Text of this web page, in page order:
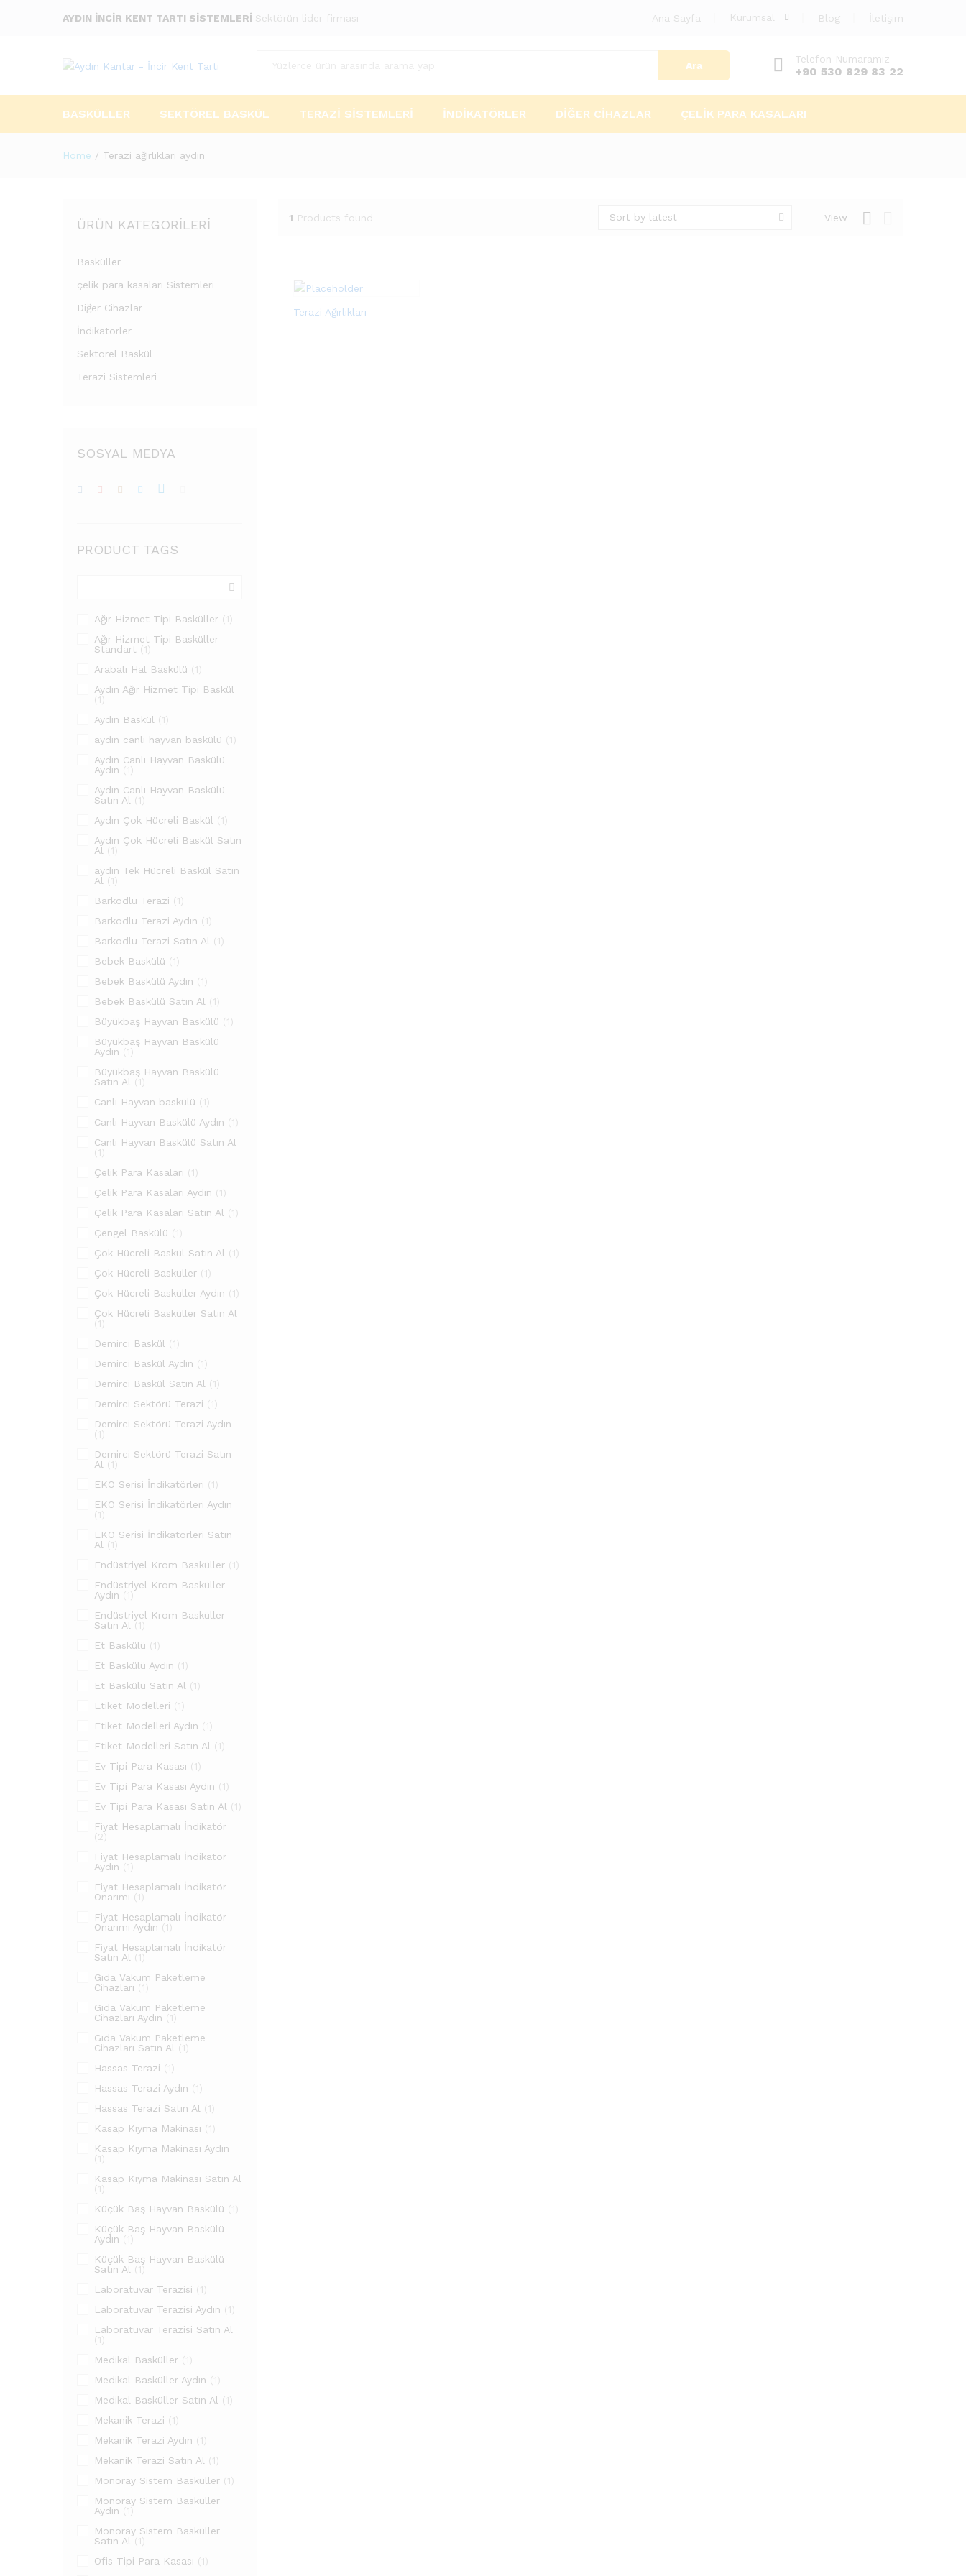
AYDIN İNCİR KENT TARTI SİSTEMLERİ Sektörün lider firması Ana Sayfa Kurumsal Blog İletişim
Ara
Telefon Numaramız
+90 530 829 83 22
BASKÜLLER SEKTÖREL BASKÜL TERAZI SISTEMLERI İNDIKATÖRLER DIĞER CIHAZLAR ÇELIK PARA KASALARI
Home / Terazi ağırlıkları aydın
1 Products found View
Sort by latest
Terazi Ağırlıkları
ÜRÜN KATEGORILERI
Basküller
çelik para kasaları Sistemleri
Diğer Cihazlar
İndikatörler
Sektörel Baskül
Terazi Sistemleri
SOSYAL MEDYA
PRODUCT TAGS
Ağır Hizmet Tipi Basküller (1)
Ağır Hizmet Tipi Basküller -
Standart (1)
Arabalı Hal Baskülü (1)
Aydın Ağır Hizmet Tipi Baskül
(1)
Aydın Baskül (1)
aydın canlı hayvan baskülü (1)
Aydın Canlı Hayvan Baskülü
Aydın (1)
Aydın Canlı Hayvan Baskülü
Satın Al (1)
Aydın Çok Hücreli Baskül (1)
Aydın Çok Hücreli Baskül Satın
Al (1)
aydın Tek Hücreli Baskül Satın
Al (1)
Barkodlu Terazi (1)
Barkodlu Terazi Aydın (1)
Barkodlu Terazi Satın Al (1)
Bebek Baskülü (1)
Bebek Baskülü Aydın (1)
Bebek Baskülü Satın Al (1)
Büyükbaş Hayvan Baskülü (1)
Büyükbaş Hayvan Baskülü
Aydın (1)
Büyükbaş Hayvan Baskülü
Satın Al (1)
Canlı Hayvan baskülü (1)
Canlı Hayvan Baskülü Aydın (1)
Canlı Hayvan Baskülü Satın Al
(1)
Çelik Para Kasaları (1)
Çelik Para Kasaları Aydın (1)
Çelik Para Kasaları Satın Al (1)
Çengel Baskülü (1)
Çok Hücreli Baskül Satın Al (1)
Çok Hücreli Basküller (1)
Çok Hücreli Basküller Aydın (1)
Çok Hücreli Basküller Satın Al
(1)
Demirci Baskül (1)
Demirci Baskül Aydın (1)
Demirci Baskül Satın Al (1)
Demirci Sektörü Terazi (1)
Demirci Sektörü Terazi Aydın
(1)
Demirci Sektörü Terazi Satın
Al (1)
EKO Serisi İndikatörleri (1)
EKO Serisi İndikatörleri Aydın
(1)
EKO Serisi İndikatörleri Satın
Al (1)
Endüstriyel Krom Basküller (1)
Endüstriyel Krom Basküller
Aydın (1)
Endüstriyel Krom Basküller
Satın Al (1)
Et Baskülü (1)
Et Baskülü Aydın (1)
Et Baskülü Satın Al (1)
Etiket Modelleri (1)
Etiket Modelleri Aydın (1)
Etiket Modelleri Satın Al (1)
Ev Tipi Para Kasası (1)
Ev Tipi Para Kasası Aydın (1)
Ev Tipi Para Kasası Satın Al (1)
Fiyat Hesaplamalı İndikatör
(2)
Fiyat Hesaplamalı İndikatör
Aydın (1)
Fiyat Hesaplamalı İndikatör
Onarımı (1)
Fiyat Hesaplamalı İndikatör
Onarımı Aydın (1)
Fiyat Hesaplamalı İndikatör
Satın Al (1)
Gıda Vakum Paketleme
Cihazları (1)
Gıda Vakum Paketleme
Cihazları Aydın (1)
Gıda Vakum Paketleme
Cihazları Satın Al (1)
Hassas Terazi (1)
Hassas Terazi Aydın (1)
Hassas Terazi Satın Al (1)
Kasap Kıyma Makinası (1)
Kasap Kıyma Makinası Aydın
(1)
Kasap Kıyma Makinası Satın Al
(1)
Küçük Baş Hayvan Baskülü (1)
Küçük Baş Hayvan Baskülü
Aydın (1)
Küçük Baş Hayvan Baskülü
Satın Al (1)
Laboratuvar Terazisi (1)
Laboratuvar Terazisi Aydın (1)
Laboratuvar Terazisi Satın Al
(1)
Medikal Basküller (1)
Medikal Basküller Aydın (1)
Medikal Basküller Satın Al (1)
Mekanik Terazi (1)
Mekanik Terazi Aydın (1)
Mekanik Terazi Satın Al (1)
Monoray Sistem Basküller (1)
Monoray Sistem Basküller
Aydın (1)
Monoray Sistem Basküller
Satın Al (1)
Ofis Tipi Para Kasası (1)